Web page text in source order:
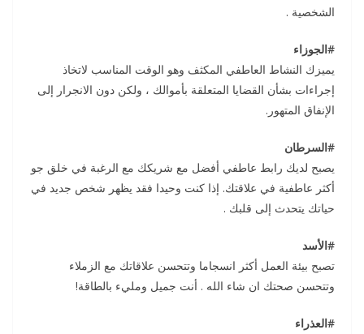
الشخصية .
#الجوزاء
يميزك النشاط العاطفي المكثف وهو الوقت المناسب لاتخاذ
إجراءات بشأن القضايا المتعلقة بأموالك ، ولكن دون الانجرار إلى
الإنفاق المتهور.
#السرطان
يصبح لديك رابط عاطفي أفضل مع شريكك مع الرغبة في خلق جو
أكثر عاطفية في علاقتك. إذا كنت وحيدا فقد يظهر شخص جديد في
حياتك يتحدث إلى قلبك .
#الأسد
تصبح بيئة العمل أكثر انسجاما وتتحسن علاقاتك مع الزملاء
وتتحسن صحتك ان شاء الله . أنت جميل ومليء بالطاقة!
#العذراء